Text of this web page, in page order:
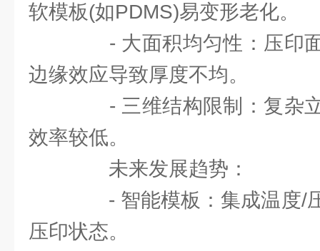
软模板(如PDMS)易变形老化。
- 大面积均匀性：压印面
边缘效应导致厚度不均。
- 三维结构限制：复杂立
效率较低。
未来发展趋势：
- 智能模板：集成温度/
压印状态。